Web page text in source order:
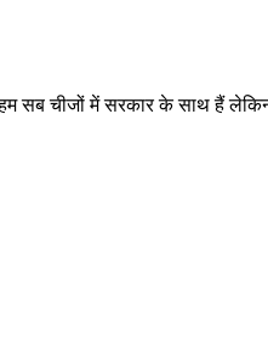
सब चीजों में सरकार के साथ हैं